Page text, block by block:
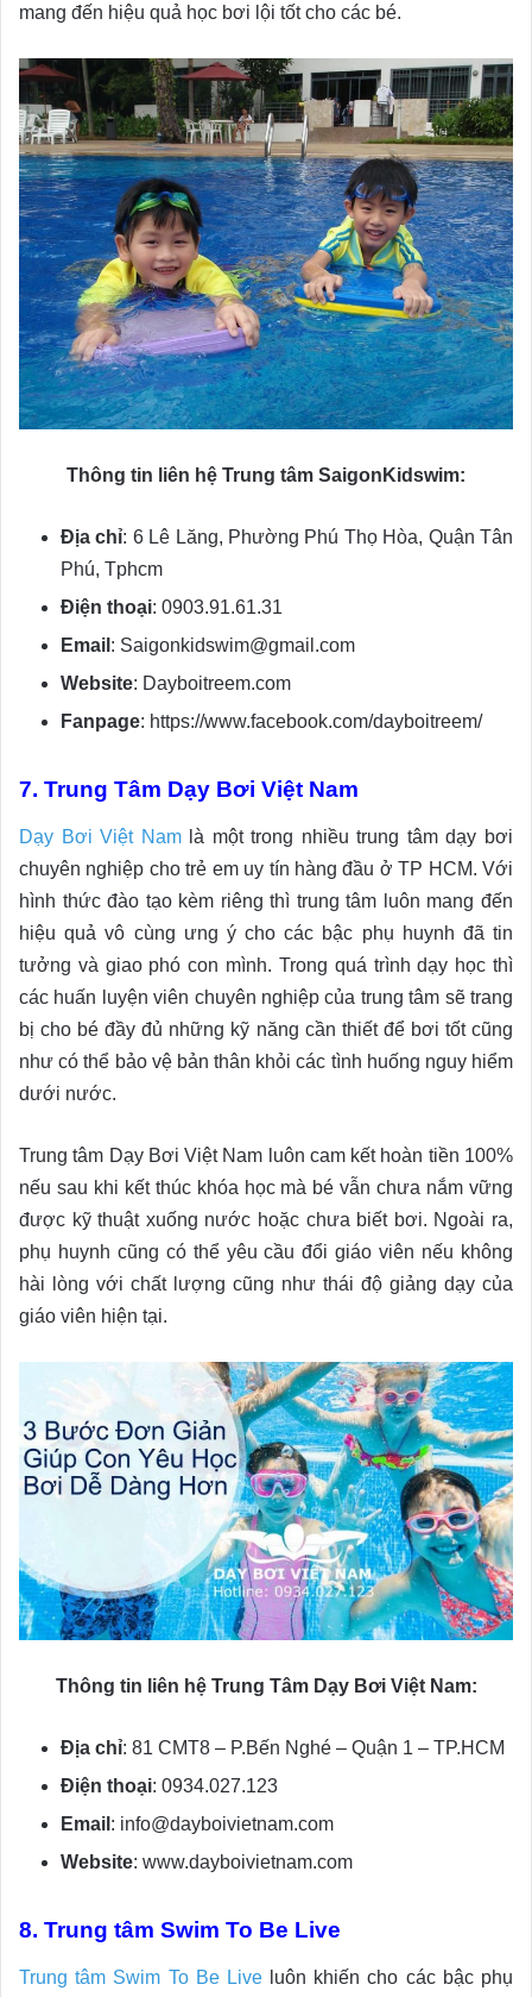
mang đến hiệu quả học bơi lội tốt cho các bé.
Thông tin liên hệ Trung tâm SaigonKidswim:
Địa chỉ: 6 Lê Lăng, Phường Phú Thọ Hòa, Quận Tân
Phú, Tphcm
Điện thoại: 0903.91.61.31
Email : Saigonkidswim@gmail.com
Website: Dayboitreem.com
Fanpage: https://www.facebook.com/dayboitreem/
7. Trung Tâm Dạy Bơi Việt Nam
Dạy Bơi Việt Namlà một trong nhiều trung tâm dạy bơi
chuyên nghiệp cho trẻ em uy tín hàng đầu ở TP HCM. Với
hình thức đào tạo kèm riêng thì trung tâm luôn mang đến
hiệu quả vô cùng ưng ý cho các bậc phụ huynh đã tin
tưởng và giao phó con mình. Trong quá trình dạy học thì
các huấn luyện viên chuyên nghiệp của trung tâm sẽ trang
bị cho bé đầy đủ những kỹ năng cần thiết để bơi tốt cũng
như có thể bảo vệ bản thân khỏi các tình huống nguy hiểm
dưới nước.
Trung tâm Dạy Bơi Việt Nam luôn cam kết hoàn tiền 100%
nếu sau khi kết thúc khóa học mà bé vẫn chưa nắm vững
được kỹ thuật xuống nước hoặc chưa biết bơi. Ngoài ra,
phụ huynh cũng có thể yêu cầu đổi giáo viên nếu không
hài lòng với chất lượng cũng như thái độ giảng dạy của
giáo viên hiện tại.
Thông tin liên hệ Trung Tâm Dạy Bơi Việt Nam:
Địa chỉ: 81 CMT8 – P.Bến Nghé – Quận 1 – TP.HCM
Điện thoại: 0934.027.123
Email : info@dayboivietnam.com
Website: www.dayboivietnam.com
8. Trung tâm Swim To Be Live
Trung tâm Swim To Be Liveluôn khiến cho các bậc phụ